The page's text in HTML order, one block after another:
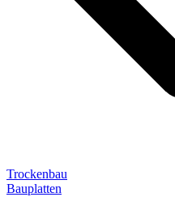
Trockenbau
Bauplatten